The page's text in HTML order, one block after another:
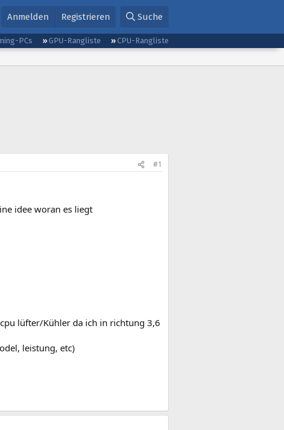
Anmelden Registrieren Suche
PCs GPU-Rangliste
CPU-Rangliste
#1
idee woran es liegt
lüfter/Kühler da ich in richtung 3,6
leistung, etc)